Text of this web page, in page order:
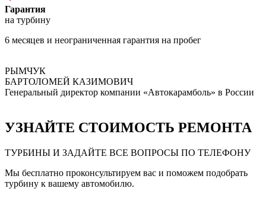
Гарантия
на турбину
6 месяцев и неограниченная гарантия на пробег
РЫМЧУК
БАРТОЛОМЕЙ КАЗИМОВИЧ
Генеральный директор компании «Автокарамболь» в России
УЗНАЙТЕ СТОИМОСТЬ РЕМОНТА
ТУРБИНЫ И ЗАДАЙТЕ ВСЕ ВОПРОСЫ ПО ТЕЛЕФОНУ
Мы бесплатно проконсультируем вас и поможем подобрать
турбину к вашему автомобилю.